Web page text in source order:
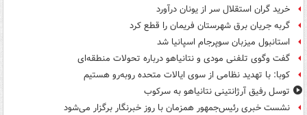
خرید گران استقلال سر از یونان درآورد
گربه جریان برق شهرستان فریمان را قطع کرد
استانبول میزبان سوپرجام اسپانیا شد
گفت وگوی تلفنی مودی و نتانیاهو درباره تحولات منطقه‌ای
کوبا: با تهدید نظامی از سوی ایالات متحده روبه‌رو هستیم
توسل رفیق آرژانتینی نتانیاهو به سرکوب
نشست خبری رئیس‌جمهور همزمان با روز خبرنگار برگزار می‌شود